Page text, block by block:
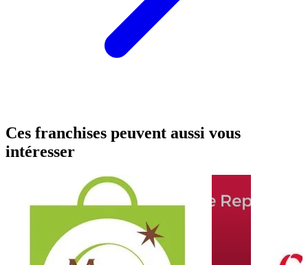
Ces franchises peuvent aussi vous
intéresser